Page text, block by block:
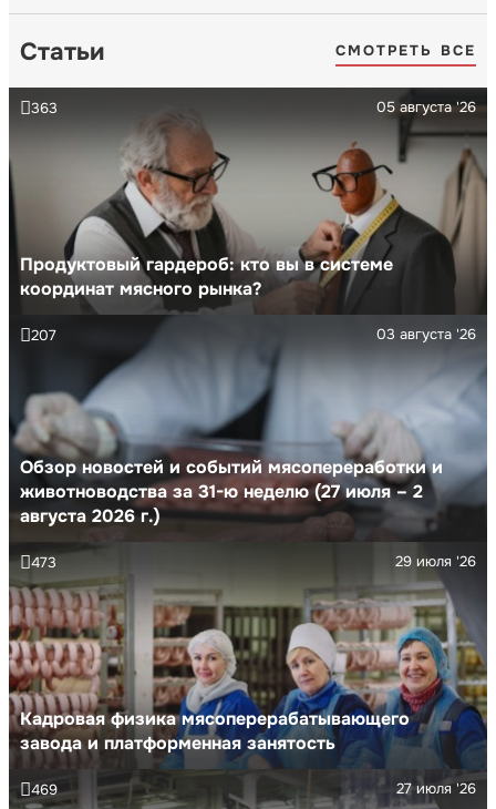
Статьи СМОТРЕТЬ ВСЕ
Продуктовый гардероб: кто вы в системе
координат мясного рынка?
05 августа '26
363
Обзор новостей и событий мясопереработки и
животноводства за 31-ю неделю (27 июля – 2
августа 2026 г.)
03 августа '26
207
Кадровая физика мясоперерабатывающего
завода и платформенная занятость
29 июля '26
473
27 июля '26
469